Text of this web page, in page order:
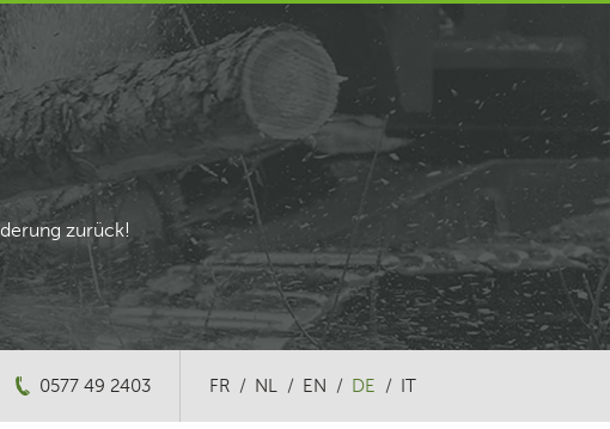
zurück!
FR NL EN DE IT
0577 49 2403